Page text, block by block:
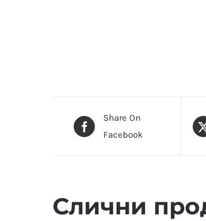
Share On
Facebook
Слични